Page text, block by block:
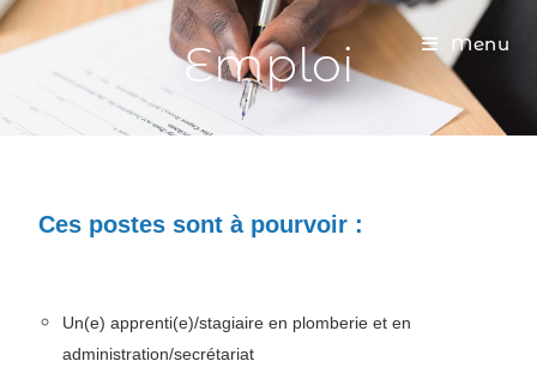
Menu
Emploi
Ces postes sont à pourvoir :
Un(e) apprenti(e)/stagiaire en plomberie et en
administration/secrétariat